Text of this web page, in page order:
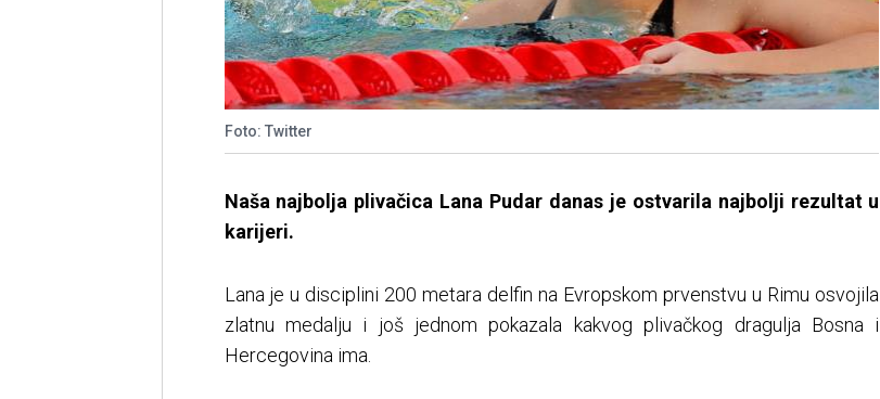
Foto: Twitter
Naša najbolja plivačica Lana Pudar danas je ostvarila najbolji rezultat u
karijeri.
Lana je u disciplini 200 metara delfin na Evropskom prvenstvu u Rimu osvojila
zlatnu medalju i još jednom pokazala kakvog plivačkog dragulja Bosna i
Hercegovina ima.